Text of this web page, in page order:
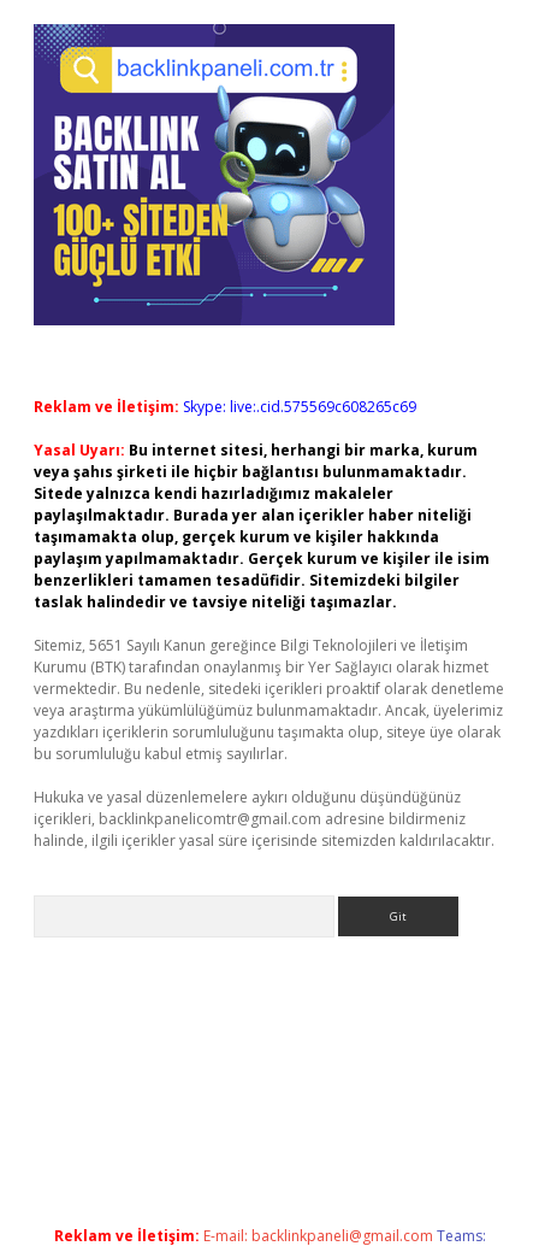
Reklam ve İletişim: Skype: live:.cid.575569c608265c69
Yasal Uyarı: Bu internet sitesi, herhangi bir marka, kurum
veya şahıs şirketi ile hiçbir bağlantısı bulunmamaktadır.
Sitede yalnızca kendi hazırladığımız makaleler
paylaşılmaktadır. Burada yer alan içerikler haber niteliği
taşımamakta olup, gerçek kurum ve kişiler hakkında
paylaşım yapılmamaktadır. Gerçek kurum ve kişiler ile isim
benzerlikleri tamamen tesadüfidir. Sitemizdeki bilgiler
taslak halindedir ve tavsiye niteliği taşımazlar.
Sitemiz, 5651 Sayılı Kanun gereğince Bilgi Teknolojileri ve İletişim
Kurumu (BTK) tarafından onaylanmış bir Yer Sağlayıcı olarak hizmet
vermektedir. Bu nedenle, sitedeki içerikleri proaktif olarak denetleme
veya araştırma yükümlülüğümüz bulunmamaktadır. Ancak, üyelerimiz
yazdıkları içeriklerin sorumluluğunu taşımakta olup, siteye üye olarak
bu sorumluluğu kabul etmiş sayılırlar.
Hukuka ve yasal düzenlemelere aykırı olduğunu düşündüğünüz
içerikleri, backlinkpanelicomtr@gmail.com adresine bildirmeniz
halinde, ilgili içerikler yasal süre içerisinde sitemizden kaldırılacaktır.
Reklam ve İletişim: E-mail: backlinkpaneli@gmail.com Teams: